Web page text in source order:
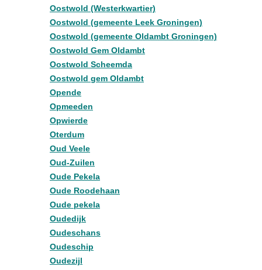
Oostwold (Westerkwartier)
Oostwold (gemeente Leek Groningen)
Oostwold (gemeente Oldambt Groningen)
Oostwold Gem Oldambt
Oostwold Scheemda
Oostwold gem Oldambt
Opende
Opmeeden
Opwierde
Oterdum
Oud Veele
Oud-Zuilen
Oude Pekela
Oude Roodehaan
Oude pekela
Oudedijk
Oudeschans
Oudeschip
Oudezijl